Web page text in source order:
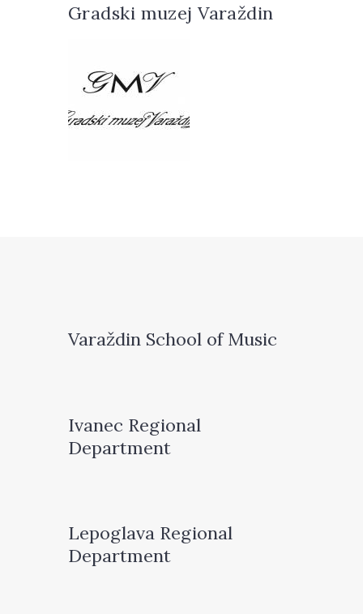
Gradski muzej Varaždin
Varaždin School of Music
Ivanec Regional
Department
Lepoglava Regional
Department